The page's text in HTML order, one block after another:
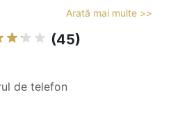
Arată mai multe >>
(45)
de telefon